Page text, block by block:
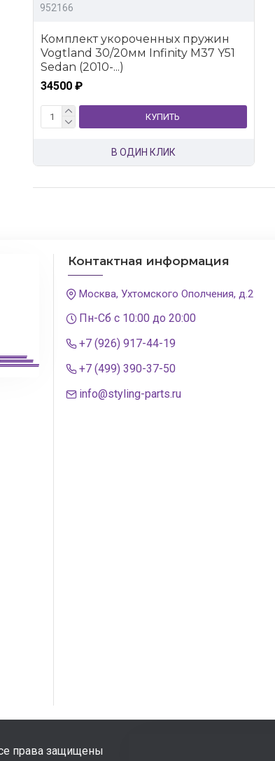
952166
Комплект укороченных пружин
Vogtland 30/20мм Infinity M37 Y51
Sedan (2010-...)
34500 ₽
КУПИТЬ
В ОДИН КЛИК
Контактная информация
Москва, Ухтомского Ополчения, д.2
Пн-Сб с 10:00 до 20:00
+7 (926) 917-44-19
+7 (499) 390-37-50
info@styling-parts.ru
права защищены